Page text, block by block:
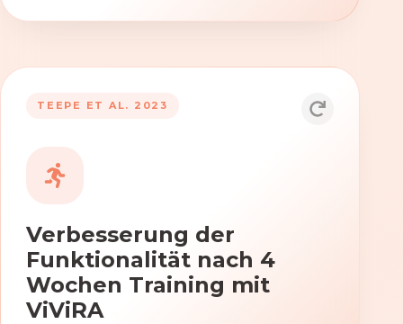
TEEPE ET AL. 2023
Verbesserung der
Funktionalität nach 4
Wochen Training mit
ViViRA
Durch die Anwendung von ViViRA
Beweglichkeit und Koordination nach